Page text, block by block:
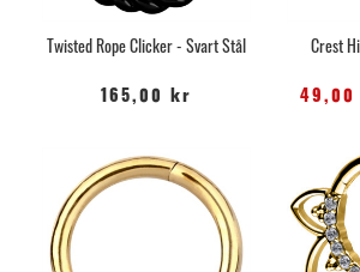
Twisted Rope Clicker - Svart Stål
165,00 kr
Crest
49,00